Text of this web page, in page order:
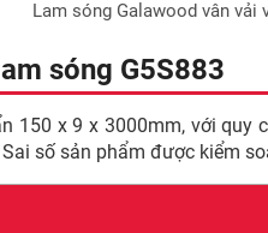
Lam sóng Galawood vân vải
sóng G5S883
150 x 9 x 3000mm, với
số sản phẩm được kiểm